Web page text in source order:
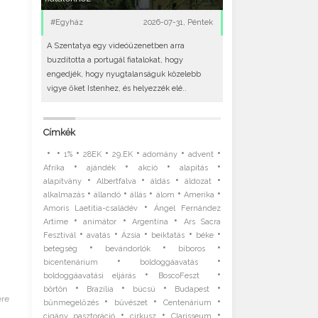
#Egyház 2026-07-31, Péntek
A Szentatya egy videóüzenetben arra
buzdította a portugál fiatalokat, hogy
engedjék, hogy nyugtalanságuk közelebb
vigye őket Istenhez, és helyezzék elé..
Címkék
• •1% • 28EK • 29.EK•adomány •advent •
Afrika •ajándék • akció• alapítás•
alapítvány• Albertfalva •áldás •áldozat •
alkalmazás•állandó •állás • álom • Amerika •
Amoris Laetitia-családév•
Ángel Fernández
Artime•animátor •Argentína •
Ars Sacra
Fesztivál•avatás • Ázsia • beiktatás • béke•
betegség • bevándorlók• bíboros •
bicentenárium • boldoggáavatás•
boldoggáavatási eljárás • BoscoFeszt •
börtön • Brazília • búcsú • Budapest •
bűnmegelőzés• bűvészet• Centenárium •
• • •